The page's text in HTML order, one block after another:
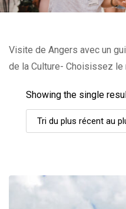
Visite de Angers avec un
de la Culture- Choisissez le
Showing the single